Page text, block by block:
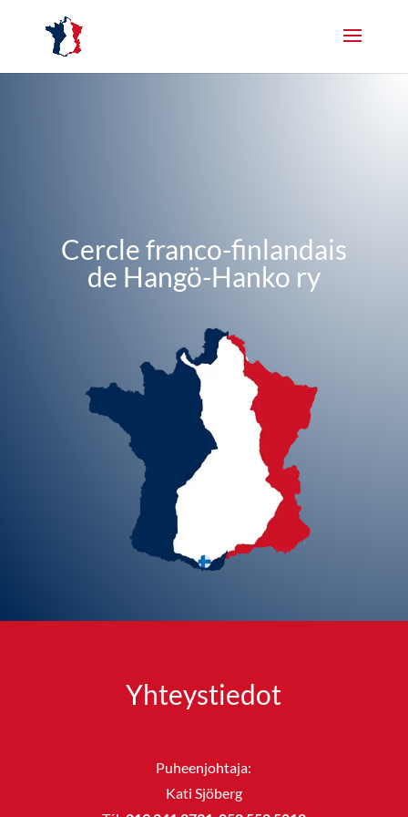
Cercle franco-finlandais
de Hangö-Hanko ry
Yhteystiedot
Puheenjohtaja:
Kati Sjöberg